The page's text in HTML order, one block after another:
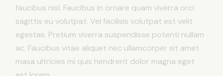
faucibus nisl. Faucibus in ornare quam viverra orci
sagittis eu volutpat. Vel facilisis volutpat est velit
egestas. Pretium viverra suspendisse potenti nullam
ac. Faucibus vitae aliquet nec ullamcorper sit amet
masa ultricies mi quis hendrerit dolor magna eget